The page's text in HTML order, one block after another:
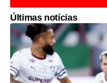
Últimas notícias